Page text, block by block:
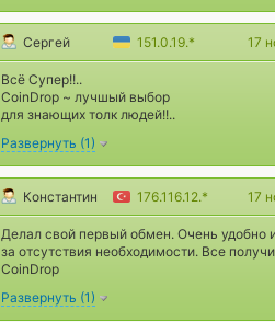
Сергей 151.0.19.* 17
Всё Супер!!..
CoinDrop ~ лучшый выбор
для знающих толк людей!!..
Развернуть (1)
Константин 176.116.12.* 17
Делал свой первый обмен. Очень удобно
за отсутствия необходимости. Все
CoinDrop
Развернуть (1)